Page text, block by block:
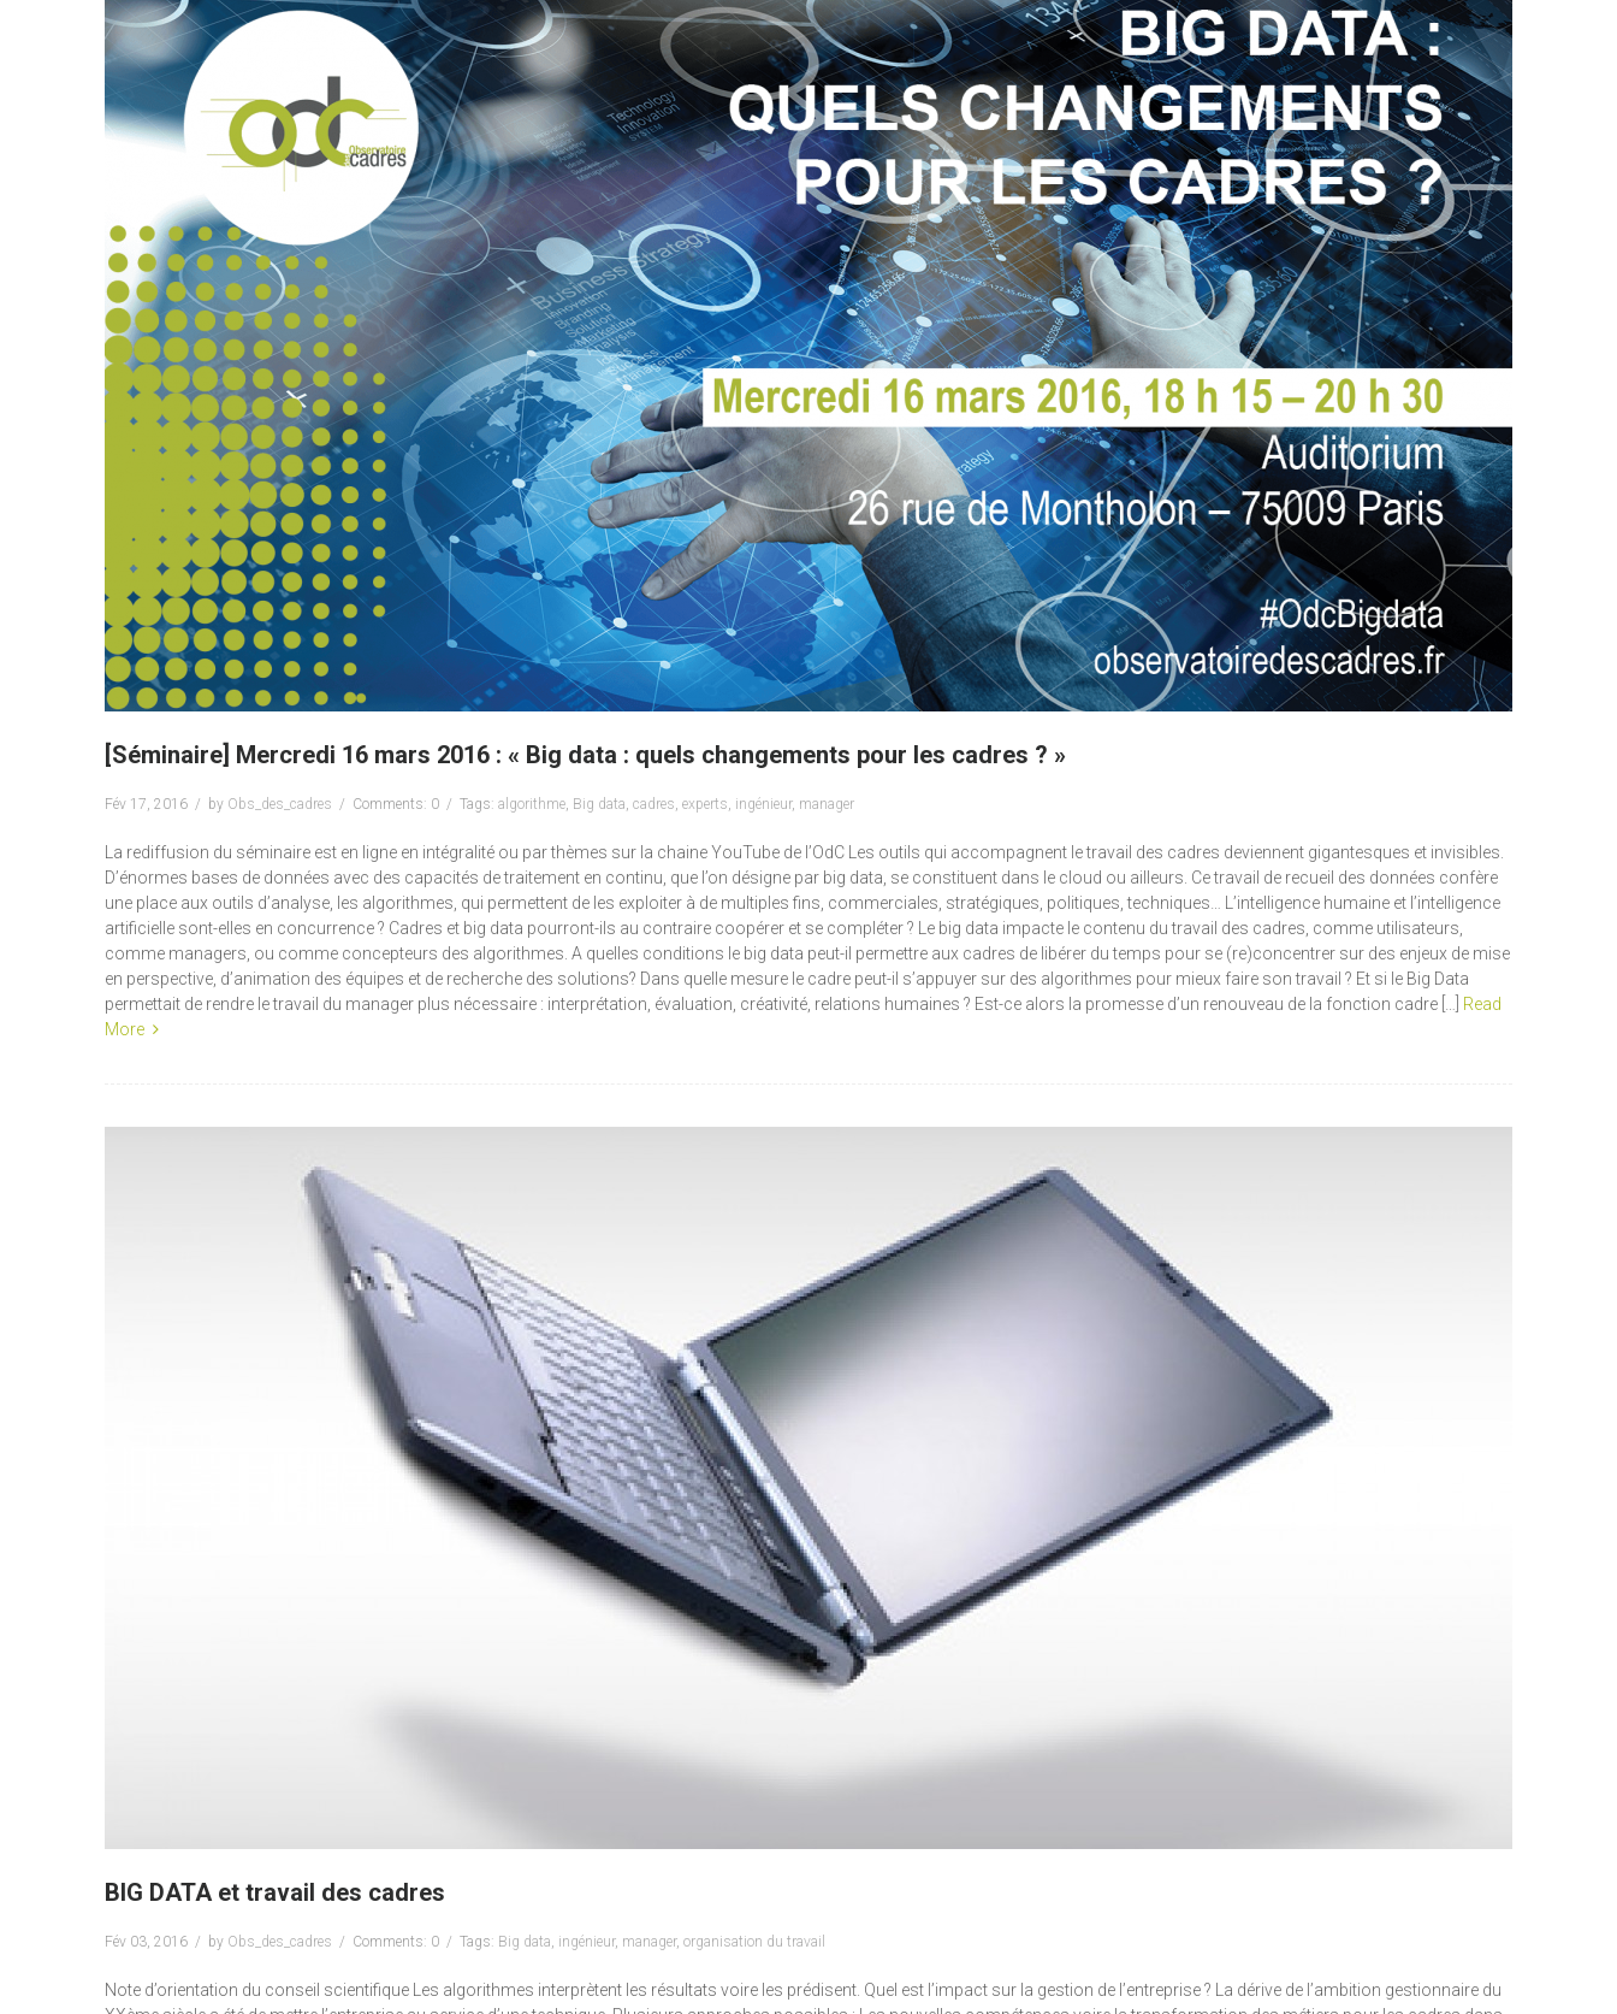
[Séminaire] Mercredi 16 mars 2016 : « Big data : quels changements pour les cadres ? »
Fév 17, 2016 by Obs_des_cadres Comments: 0 Tags: algorithme, Big data, cadres, experts, ingénieur, manager
La rediffusion du séminaire est en ligne en intégralité ou par thèmes sur la chaine YouTube de l’OdC Les outils qui accompagnent le travail des cadres deviennent gigantesques et invisibles.
D’énormes bases de données avec des capacités de traitement en continu, que l’on désigne par big data, se constituent dans le cloud ou ailleurs. Ce travail de recueil des données confère
une place aux outils d’analyse, les algorithmes, qui permettent de les exploiter à de multiples fins, commerciales, stratégiques, politiques, techniques… L’intelligence humaine et l’intelligence
artificielle sont-elles en concurrence ? Cadres et big data pourront-ils au contraire coopérer et se compléter ? Le big data impacte le contenu du travail des cadres, comme utilisateurs,
comme managers, ou comme concepteurs des algorithmes. A quelles conditions le big data peut-il permettre aux cadres de libérer du temps pour se (re)concentrer sur des enjeux de mise
en perspective, d’animation des équipes et de recherche des solutions? Dans quelle mesure le cadre peut-il s’appuyer sur des algorithmes pour mieux faire son travail ? Et si le Big Data
permettait de rendre le travail du manager plus nécessaire : interprétation, évaluation, créativité, relations humaines ? Est-ce alors la promesse d’un renouveau de la fonction cadre […] Read
More
BIG DATA et travail des cadres
Fév 03, 2016 by Obs_des_cadres Comments: 0 Tags: Big data, ingénieur, manager, organisation du travail
Note d’orientation du conseil scientifique Les algorithmes interprètent les résultats voire les prédisent. Quel est l’impact sur la gestion de l’entreprise ? La dérive de l’ambition gestionnaire du